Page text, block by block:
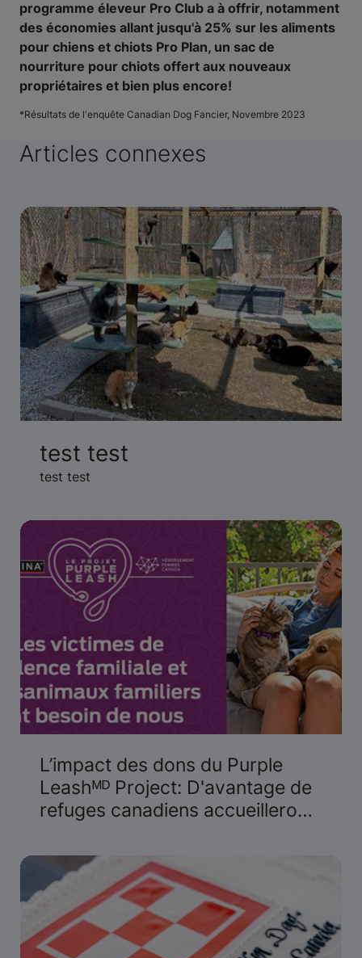
programme éleveur Pro Club a à offrir, notamment
des économies allant jusqu'à 25% sur les aliments
pour chiens et chiots Pro Plan, un sac de
nourriture pour chiots offert aux nouveaux
propriétaires et bien plus encore!
*Résultats de l'enquête Canadian Dog Fancier, Novembre 2023
Articles connexes
test test
test test
L’impact des dons du Purple
Leashᴹᴰ Project: D'avantage de
refuges canadiens accueilleront
de compagnie